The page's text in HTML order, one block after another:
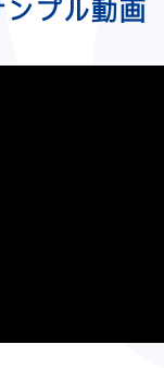
プル動画